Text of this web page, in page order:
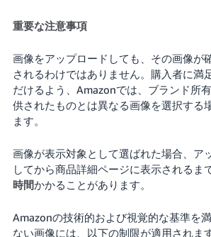
重要な注意事項
画像をアップロードしても、その画像が
されるわけではありません。購入者に満
だけるよう、Amazonでは、ブランド所
供されたものとは異なる画像を選択する
ます。
画像が表示対象として選ばれた場合、ア
してから商品詳細ページに表示されるま
時間かかることがあります。
Amazonの技術的および視覚的な基準を
ない画像には、以下の制限が適用されます